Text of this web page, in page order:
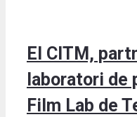
El CITM,
laboratori de
Film Lab de